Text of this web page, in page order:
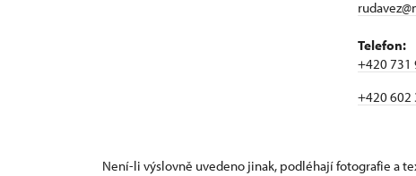
Telefon:
+420 731
+420 602
Není-li výslovně uvedeno jinak, podléhají fotografie a